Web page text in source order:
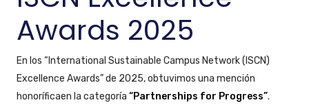
Awards 2025
En los “International Sustainable Campus Network (ISCN)
Excellence Awards” de 2025, obtuvimos una mención
honoríficaen la categoría “Partnerships for Progress”.